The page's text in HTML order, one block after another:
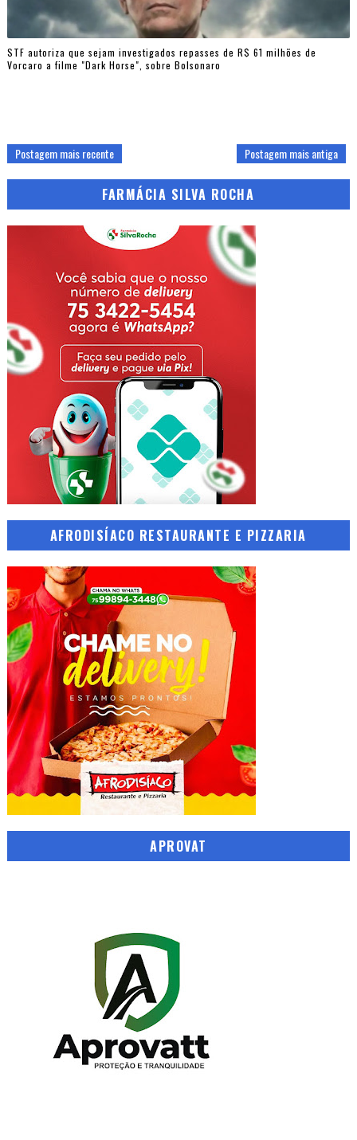
STF autoriza que sejam investigados repasses de R$ 61 milhões de
Vorcaro a filme "Dark Horse", sobre Bolsonaro
Postagem mais recente Postagem mais antiga
FARMÁCIA SILVA ROCHA
AFRODISÍACO RESTAURANTE E PIZZARIA
APROVAT